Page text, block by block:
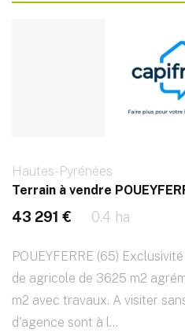
Hautes-Pyrénées
Terrain à vendre
43 291 € 0.4 ha
POUEYFERRE (65)
de agricole de 3625 m2
m2 avec travaux. A visiter
d'agence sont à l...